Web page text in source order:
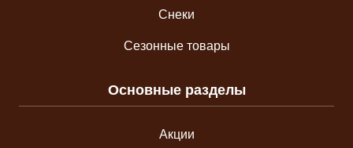
Снеки
Сезонные товары
Основные разделы
Акции